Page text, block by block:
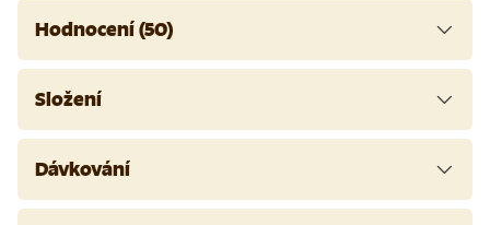
Hodnocení (50)
Složení
Dávkování